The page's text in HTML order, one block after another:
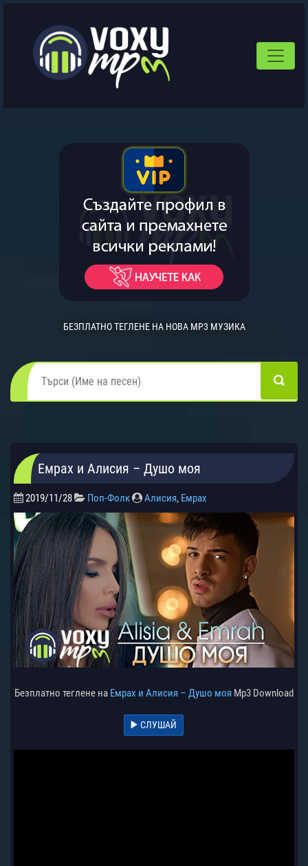
БЕЗПЛАТНО ТЕГЛЕНЕ НА НОВА MP3 МУЗИКА
Емрах и Алисия – Душо моя
2019/11/28 Поп-Фолк Алисия, Емрах
Безплатно теглене на Емрах и Алисия – Душо моя Mp3 Download
СЛУШАЙ